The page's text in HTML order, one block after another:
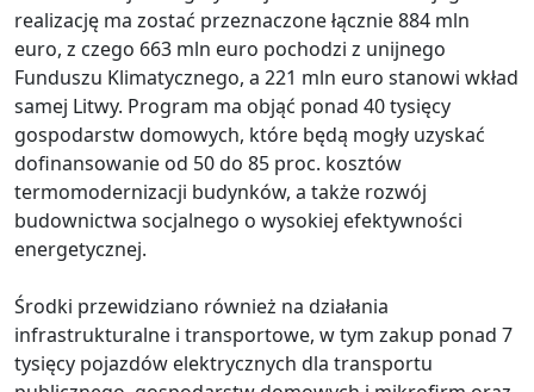
realizację ma zostać przeznaczone łącznie 884 mln
euro, z czego 663 mln euro pochodzi z unijnego
Funduszu Klimatycznego, a 221 mln euro stanowi wkład
samej Litwy. Program ma objąć ponad 40 tysięcy
gospodarstw domowych, które będą mogły uzyskać
dofinansowanie od 50 do 85 proc. kosztów
termomodernizacji budynków, a także rozwój
budownictwa socjalnego o wysokiej efektywności
energetycznej.
Środki przewidziano również na działania
infrastrukturalne i transportowe, w tym zakup ponad 7
tysięcy pojazdów elektrycznych dla transportu